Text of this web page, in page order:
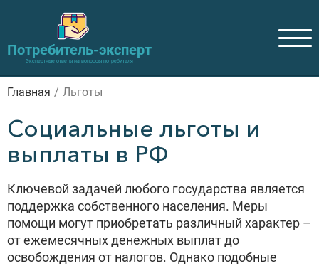
Потребитель-эксперт
Экспертные ответы на вопросы потребителя
Главная / Льготы
Социальные льготы и
выплаты в РФ
Ключевой задачей любого государства является
поддержка собственного населения. Меры
помощи могут приобретать различный характер –
от ежемесячных денежных выплат до
освобождения от налогов. Однако подобные